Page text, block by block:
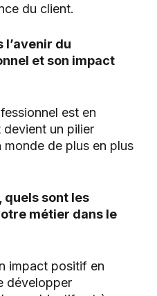
du client.
l’avenir du
et son impact
est en
un pilier
de plus en plus
quels sont les
métier dans le
impact positif en
développer